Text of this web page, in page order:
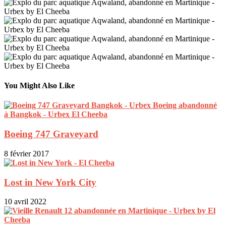
You Might Also Like
Boeing 747 Graveyard
8 février 2017
Lost in New York City
10 avril 2022